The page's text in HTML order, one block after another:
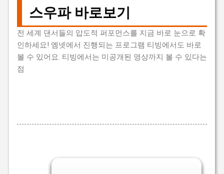
스우파 바로보기
전 세계 댄서들의 압도적 퍼포먼스를 지금 바로 눈으로 확
인하세요! 엠넷에서 진행되는 프로그램 티빙에서도 바로
볼 수 있어요. 티빙에서는 미공개된 영상까지 볼 수 있다는
점